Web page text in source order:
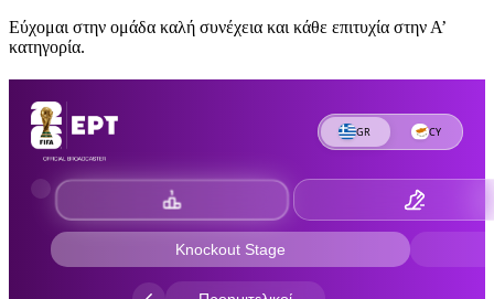
Εύχομαι στην ομάδα καλή συνέχεια και κάθε επιτυχία στην Α’
κατηγορία.